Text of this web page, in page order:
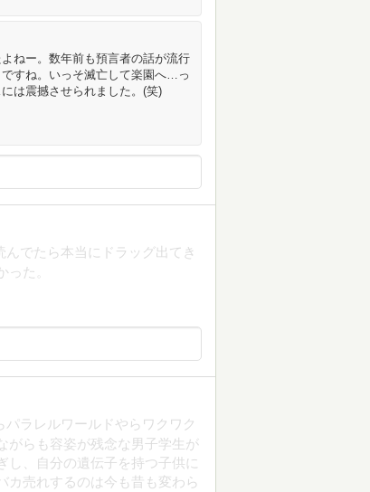
ねー。数年前も預言者の話が流行
すね。いっそ滅亡して楽園へ…っ
は震撼させられました。(笑)
でたら本当にドラッグ出てき
た。
ラレルワールドやらワクワク
がらも容姿が残念な男子学生が
し、自分の遺伝子を持つ子供に
カ売れするのは今も昔も変わら